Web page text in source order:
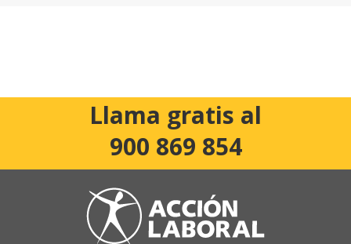
Llama gratis al
900 869 854